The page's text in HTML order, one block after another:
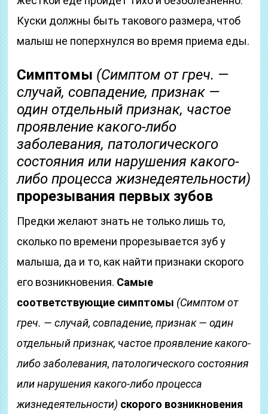
Куски должны быть такового размера, чтоб
малыш не поперхнулся во время приема еды.
Симптомы (Симптом от греч. —
случай, совпадение, признак —
один отдельный признак, частое
проявление какого-либо
заболевания, патологического
состояния или нарушения какого-
либо процесса жизнедеятельности)
прорезывания первых зубов
Предки желают знать не только лишь то,
сколько по времени прорезывается зуб у
малыша, да и то, как найти признаки скорого
его возникновения. Самые
соответствующие симптомы (Симптом от
греч. — случай, совпадение, признак — один
отдельный признак, частое проявление какого-
либо заболевания, патологического состояния
или нарушения какого-либо процесса
жизнедеятельности) скорого возникновения